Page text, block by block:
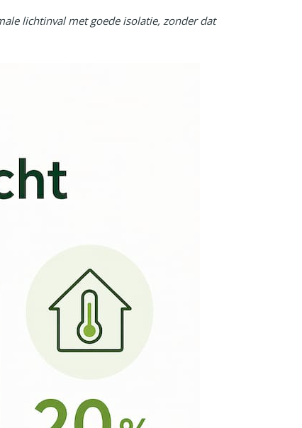
lichtinval met goede isolatie, zonder dat